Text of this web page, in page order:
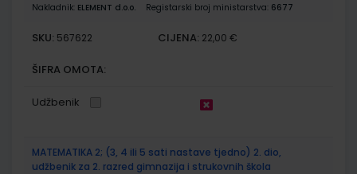
Nakladnik: ELEMENT d.o.o. Registarski broj ministarstva: 6677
SKU: 567622 CIJENA: 22,00 €
ŠIFRA OMOTA:
Udžbenik
MATEMATIKA 2; (3, 4 ili 5 sati nastave tjedno) 2. dio,
udžbenik za 2. razred gimnazija i strukovnih škola